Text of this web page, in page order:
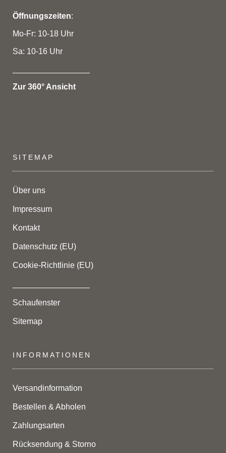
Öffnungszeiten:
Mo-Fr: 10-18 Uhr
Sa: 10-16 Uhr
Zur 360° Ansicht
SITEMAP
Über uns
Impressum
Kontakt
Datenschutz (EU)
Cookie-Richtlinie (EU)
Schaufenster
Sitemap
INFORMATIONEN
Versandinformation
Bestellen & Abholen
Zahlungsarten
Rücksendung & Storno